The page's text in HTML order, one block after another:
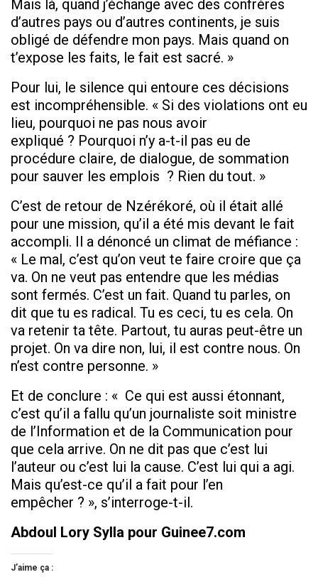
Mais là, quand j’échange avec des confrères
d’autres pays ou d’autres continents, je suis
obligé de défendre mon pays. Mais quand on
t’expose les faits, le fait est sacré. »
Pour lui, le silence qui entoure ces décisions
est incompréhensible. « Si des violations ont eu
lieu, pourquoi ne pas nous avoir
expliqué ? Pourquoi n’y a-t-il pas eu de
procédure claire, de dialogue, de sommation
pour sauver les emplois ? Rien du tout. »
C’est de retour de Nzérékoré, où il était allé
pour une mission, qu’il a été mis devant le fait
accompli. Il a dénoncé un climat de méfiance :
« Le mal, c’est qu’on veut te faire croire que ça
va. On ne veut pas entendre que les médias
sont fermés. C’est un fait. Quand tu parles, on
dit que tu es radical. Tu es ceci, tu es cela. On
va retenir ta tête. Partout, tu auras peut-être un
projet. On va dire non, lui, il est contre nous. On
n’est contre personne. »
Et de conclure : « Ce qui est aussi étonnant,
c’est qu’il a fallu qu’un journaliste soit ministre
de l’Information et de la Communication pour
que cela arrive. On ne dit pas que c’est lui
l’auteur ou c’est lui la cause. C’est lui qui a agi.
Mais qu’est-ce qu’il a fait pour l’en
empêcher ? », s’interroge-t-il.
Abdoul Lory Sylla pour Guinee7.com
J’aime ça :